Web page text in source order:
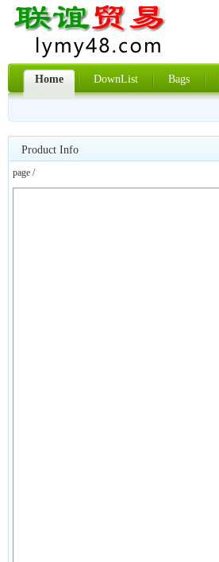
Home DownList Bags
Product Info
page /